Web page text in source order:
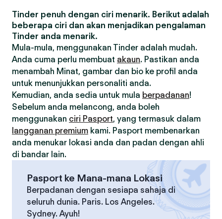
Tinder penuh dengan ciri menarik. Berikut adalah
beberapa ciri dan akan menjadikan pengalaman
Tinder anda menarik.
Mula-mula, menggunakan Tinder adalah mudah.
Anda cuma perlu membuat akaun. Pastikan anda
menambah Minat, gambar dan bio ke profil anda
untuk menunjukkan personaliti anda.
Kemudian, anda sedia untuk mula berpadanan!
Sebelum anda melancong, anda boleh
menggunakan ciri Pasport, yang termasuk dalam
langganan premium kami. Pasport membenarkan
anda menukar lokasi anda dan padan dengan ahli
di bandar lain.
Pasport ke Mana-mana Lokasi
Berpadanan dengan sesiapa sahaja di
seluruh dunia. Paris. Los Angeles.
Sydney. Ayuh!